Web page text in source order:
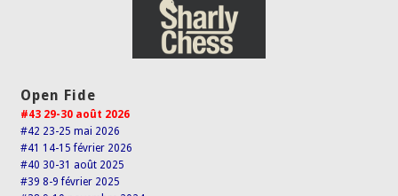
Open Fide
#43 29-30 août 2026
#42 23-25 mai 2026
#41 14-15 février 2026
#40 30-31 août 2025
#39 8-9 février 2025